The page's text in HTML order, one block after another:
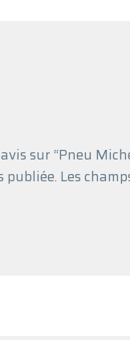
sur “Pneu
publiée. Les